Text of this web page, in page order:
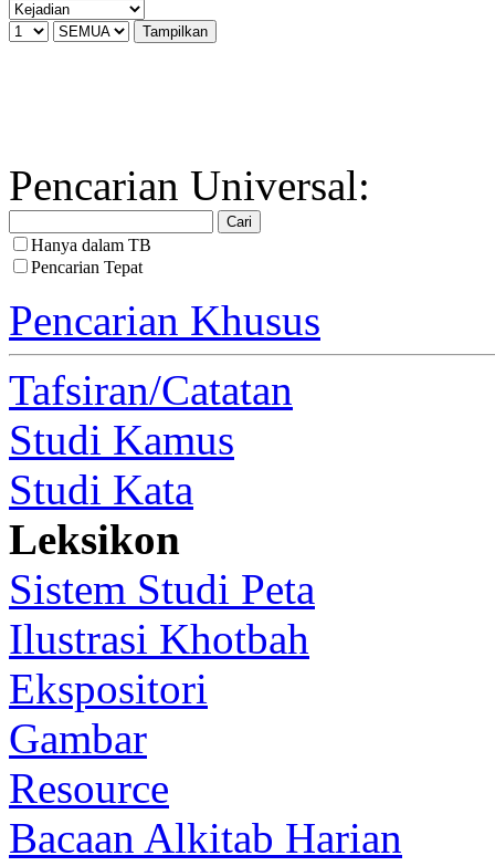
Pencarian Universal:
Hanya dalam TB
Pencarian Tepat
Pencarian Khusus
Tafsiran/Catatan
Studi Kamus
Studi Kata
Leksikon
Sistem Studi Peta
Ilustrasi Khotbah
Ekspositori
Gambar
Resource
Bacaan Alkitab Harian